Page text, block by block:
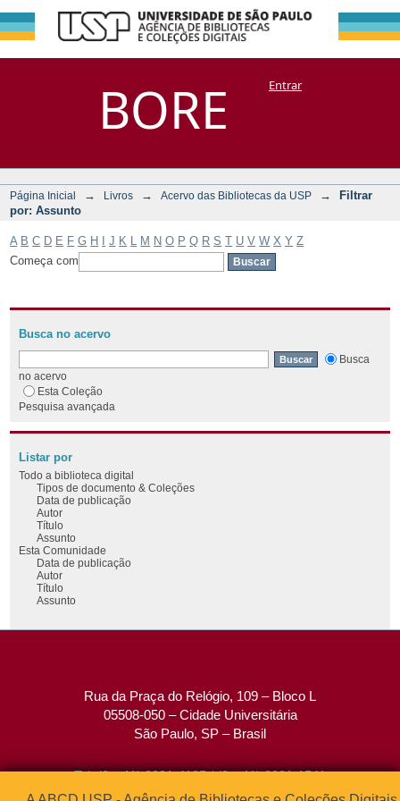
BORE
Filtrar por:
Assunto
DSpace/Manakin + CoriscoEntrar
Página Inicial → Livros → Acervo das Bibliotecas da USP →
Filtrar
por: Assunto
A B C D E F G H J K M N O P Q R S T U V W X Y Z
Começa com
Busca no acervo
Busca
no acervo
Esta Coleção
Pesquisa avançada
Listar por
Todo a biblioteca digital
Tipos de documento & Coleções
Data de publicação
Autor
Título
Assunto
Esta Comunidade
Data de publicação
Autor
Título
Assunto
Rua da Praça do Relógio, 109 – Bloco L
05508-050 – Cidade Universitária
São Paulo, SP – Brasil
Tel: (0xx11) 3091-4195 / (0xx11) 3091-1541
Fax: (0xx11) 3091-1567